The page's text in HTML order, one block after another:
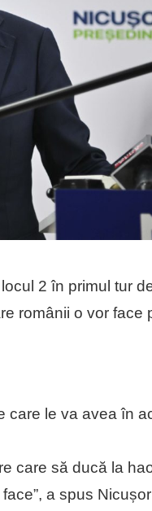
2 în primul tur
românii o vor face
care le va avea în
care să ducă la
a spus